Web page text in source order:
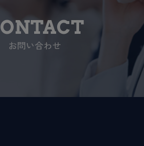
お問い合わせ